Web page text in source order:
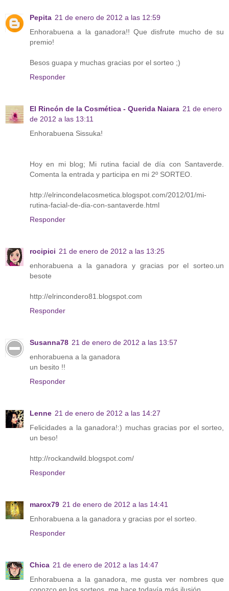
Pepita 21 de enero de 2012 a las 12:59
Enhorabuena a la ganadora!! Que disfrute mucho de su
premio!
Besos guapa y muchas gracias por el sorteo ;)
Responder
El Rincón de la Cosmética - Querida Naiara 21 de enero
de 2012 a las 13:11
Enhorabuena Sissuka!
Hoy en mi blog; Mi rutina facial de día con Santaverde.
Comenta la entrada y participa en mi 2º SORTEO.
http://elrincondelacosmetica.blogspot.com/2012/01/mi-
rutina-facial-de-dia-con-santaverde.html
Responder
rocipici 21 de enero de 2012 a las 13:25
enhorabuena a la ganadora y gracias por el sorteo.un
besote
http://elrincondero81.blogspot.com
Responder
Susanna78 21 de enero de 2012 a las 13:57
enhorabuena a la ganadora
un besito !!
Responder
Lenne 21 de enero de 2012 a las 14:27
Felicidades a la ganadora!:) muchas gracias por el sorteo,
un beso!
http://rockandwild.blogspot.com/
Responder
marox79 21 de enero de 2012 a las 14:41
Enhorabuena a la ganadora y gracias por el sorteo.
Responder
Chica 21 de enero de 2012 a las 14:47
Enhorabuena a la ganadora, me gusta ver nombres que